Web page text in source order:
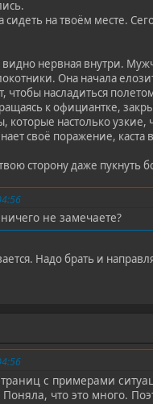
на твоём месте.
нервная внутри.
Она начала
чтобы насладиться
к официантке,
настолько
своё поражение,
сторону даже пукнуть
не замечаете?
Надо брать и
с примерами
что это много.